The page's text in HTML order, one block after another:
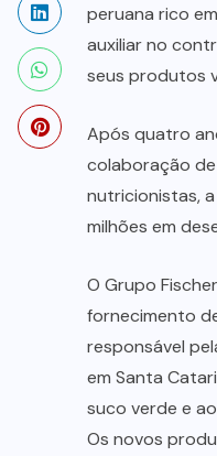
peruana rico
auxiliar no
seus produtos
Após quatro
colaboração
nutricionistas, a
milhões em
O Grupo
fornecimento
responsável
em Santa
suco verde e
Os novos